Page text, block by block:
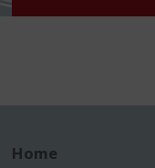
Home